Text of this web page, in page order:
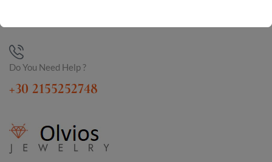
Do You Need Help ?
+30 2155252748